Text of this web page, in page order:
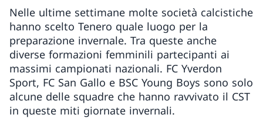
Nelle ultime settimane molte società calcistiche
hanno scelto Tenero quale luogo per la
preparazione invernale. Tra queste anche
diverse formazioni femminili partecipanti ai
massimi campionati nazionali. FC Yverdon
Sport, FC San Gallo e BSC Young Boys sono solo
alcune delle squadre che hanno ravvivato il CST
in queste miti giornate invernali.